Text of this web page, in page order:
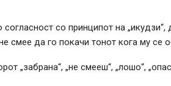
согласност со принципот на
смее да го покачи тонот кога му се
„забрана“, „не смееш“, „лошо“,